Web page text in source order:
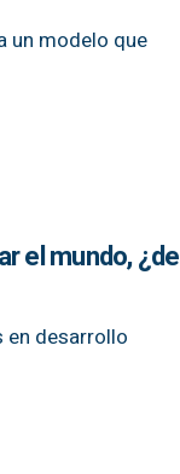
un modelo que
el mundo, ¿de
en desarrollo